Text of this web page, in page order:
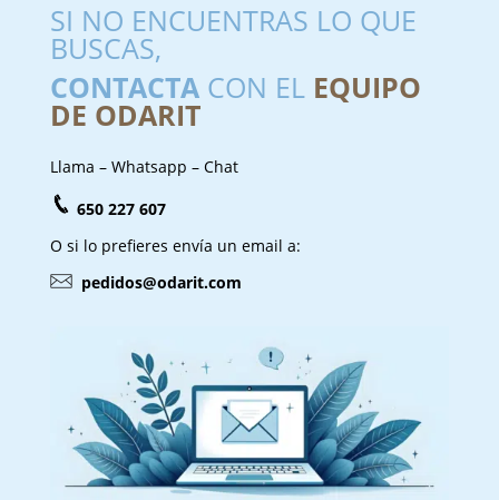
SI NO ENCUENTRAS LO QUE
BUSCAS,
CONTACTACON EL EQUIPO
DE ODARIT
Llama – Whatsapp – Chat
650 227 607
O si lo prefieres envía un email a:
pedidos@odarit.com